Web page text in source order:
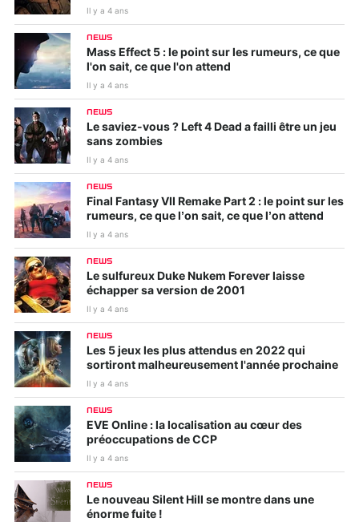
Il y a 4 ans
NEWS
Mass Effect 5 : le point sur les rumeurs, ce que
l'on sait, ce que l'on attend
Il y a 4 ans
NEWS
Le saviez-vous ? Left 4 Dead a failli être un jeu
sans zombies
Il y a 4 ans
NEWS
Final Fantasy VII Remake Part 2 : le point sur les
rumeurs, ce que l’on sait, ce que l’on attend
Il y a 4 ans
NEWS
Le sulfureux Duke Nukem Forever laisse
échapper sa version de 2001
Il y a 4 ans
NEWS
Les 5 jeux les plus attendus en 2022 qui
sortiront malheureusement l'année prochaine
Il y a 4 ans
NEWS
EVE Online : la localisation au cœur des
préoccupations de CCP
Il y a 4 ans
NEWS
Le nouveau Silent Hill se montre dans une
énorme fuite !